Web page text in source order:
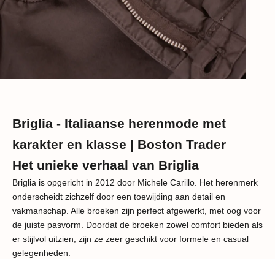
Briglia - Italiaanse herenmode met
karakter en klasse | Boston Trader
Het unieke verhaal van Briglia
Briglia is opgericht in 2012 door Michele Carillo. Het herenmerk
onderscheidt zichzelf door een toewijding aan detail en
vakmanschap. Alle broeken zijn perfect afgewerkt, met oog voor
de juiste pasvorm. Doordat de broeken zowel comfort bieden als
er stijlvol uitzien, zijn ze zeer geschikt voor formele en casual
gelegenheden.